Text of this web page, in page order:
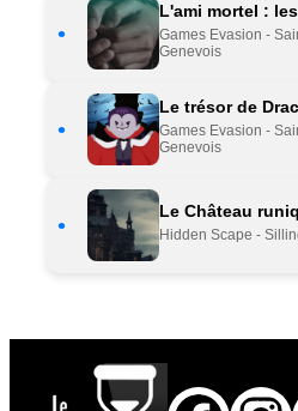
•
L'ami mortel :
Games Evasion -
Genevois
•
Le trésor de
Games Evasion -
Genevois
•
Le Château
Hidden Scape -